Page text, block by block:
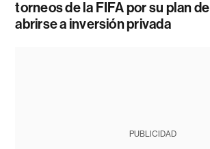
torneos de la FIFA por su plan de
abrirse a inversión privada
PUBLICIDAD